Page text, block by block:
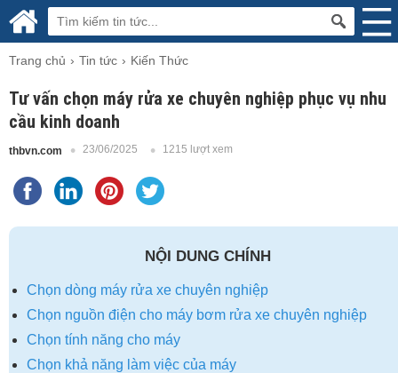
Trang chủ Tin tức Kiến Thức
Tư vấn chọn máy rửa xe chuyên nghiệp phục vụ nhu
cầu kinh doanh
thbvn.com 23/06/2025 1215 lượt xem
NỘI DUNG CHÍNH
Chọn dòng máy rửa xe chuyên nghiệp
Chọn nguồn điện cho máy bơm rửa xe chuyên nghiệp
Chọn tính năng cho máy
Chọn khả năng làm việc của máy